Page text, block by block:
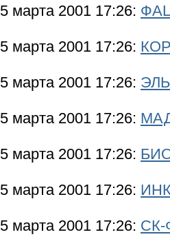
5 марта 2001 17:26:
5 марта 2001 17:26:
5 марта 2001 17:26:
5 марта 2001 17:26:
5 марта 2001 17:26:
5 марта 2001 17:26:
5 марта 2001 17:26: